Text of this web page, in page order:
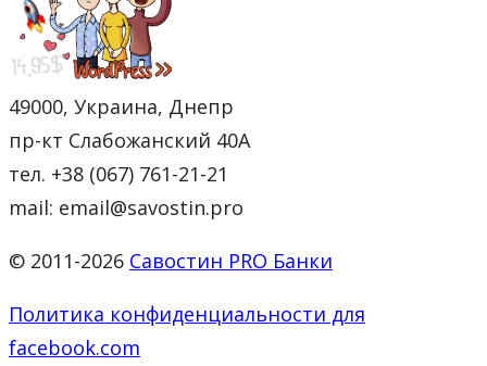
49000, Украина, Днепр
пр-кт Слабожанский 40А
тел. +38 (067) 761-21-21
mail: email@savostin.pro
© 2011-2026 Савостин PRO Банки
Политика конфиденциальности для
facebook.com